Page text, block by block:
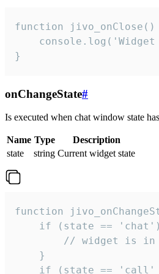
function
console.log('Widget
}
onChangeState#
Is executed when chat window state
Name Type
Description
state
string Current widget state
function
if (state ==
// widget is in
    }
if (state ==